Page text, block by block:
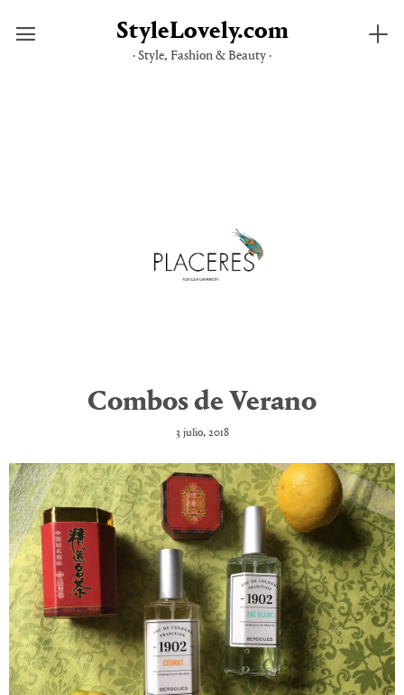
StyleLovely.com
· Style, Fashion & Beauty ·
Combos de Verano
3 julio, 2018